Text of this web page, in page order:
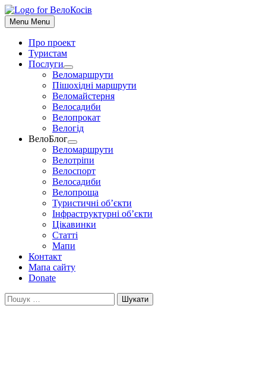
До
контенту
Menu Menu
Про проект
Туристам
Послуги
Show
sub
menu
Веломаршрути
Пішохідні маршрути
Веломайстерня
Велосадиби
Велопрокат
Велогід
ВелоБлог
Show
sub
menu
Веломаршрути
Велотріпи
Велоспорт
Велосадиби
Велопроща
Туристичні об’єкти
Інфраструктурні об’єкти
Цікавинки
Статті
Мапи
Контакт
Мапа сайту
Donate
Пошук: